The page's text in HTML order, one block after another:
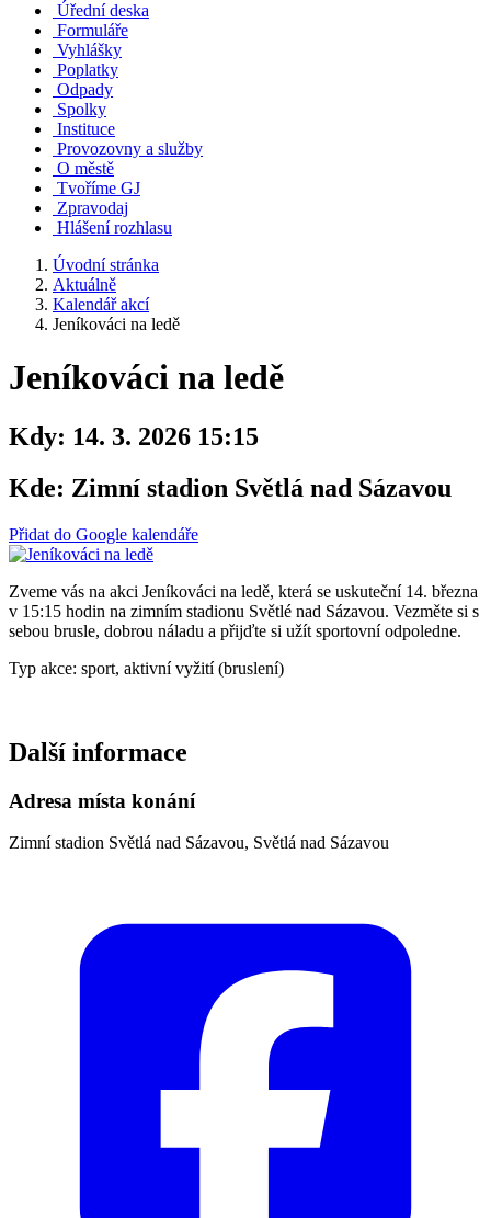
Úřední deska
Formuláře
Vyhlášky
Poplatky
Odpady
Spolky
Instituce
Provozovny a služby
O městě
Tvoříme GJ
Zpravodaj
Hlášení rozhlasu
Úvodní stránka
Aktuálně
Kalendář akcí
Jeníkováci na ledě
Jeníkováci na ledě
Kdy: 14. 3. 2026 15:15
Kde: Zimní stadion Světlá nad Sázavou
Přidat do Google kalendáře
Zveme vás na akci Jeníkováci na ledě, která se uskuteční 14. března
v 15:15 hodin na zimním stadionu Světlé nad Sázavou. Vezměte si s
sebou brusle, dobrou náladu a přijďte si užít sportovní odpoledne.
Typ akce: sport, aktivní vyžití (bruslení)
Další informace
Adresa místa konání
Zimní stadion Světlá nad Sázavou, Světlá nad Sázavou